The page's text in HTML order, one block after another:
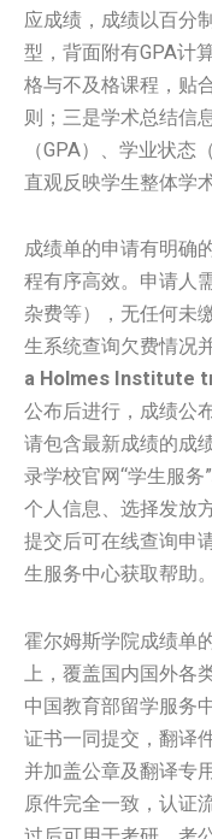
应成绩，成绩以百分
型，背面附有GPA计
格与不及格课程，贴
则；三是学术总结信
（GPA）、学业状态
直观反映学生整体学
成绩单的申请有明确
程有序高效。申请人
杂费等），无任何未
生系统查询欠费情况
a Holmes Institute
公布后进行，成绩公
请包含最新成绩的成
录学校官网“学生服
个人信息、选择发放
提交后可在线查询申
生服务中心获取帮助。
霍尔姆斯学院成绩单
上，覆盖国内国外各
中国教育部留学服务
证书一同提交，翻译
并加盖公章及翻译专
原件完全一致，认证